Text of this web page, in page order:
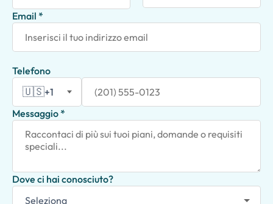
Email *
Telefono
🇺🇸+1
Messaggio *
Dove ci hai conosciuto?